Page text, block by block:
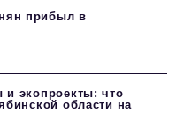
прибыл в
и экопроекты: что
области на